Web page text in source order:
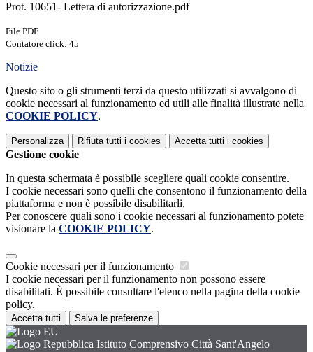
Prot. 10651- Lettera di autorizzazione.pdf
File PDF
Contatore click: 45
Notizie
Questo sito o gli strumenti terzi da questo utilizzati si avvalgono di
cookie necessari al funzionamento ed utili alle finalità illustrate nella
COOKIE POLICY.
Personalizza Rifiuta tutti i cookies Accetta tutti i cookies
Gestione cookie
In questa schermata è possibile scegliere quali cookie consentire.
I cookie necessari sono quelli che consentono il funzionamento della
piattaforma e non è possibile disabilitarli.
Per conoscere quali sono i cookie necessari al funzionamento potete
visionare la COOKIE POLICY.
Cookie necessari per il funzionamento
I cookie necessari per il funzionamento non possono essere
disabilitati. È possibile consultare l'elenco nella pagina della cookie
policy.
Accetta tutti Salva le preferenze
Istituto Comprensivo Città Sant'Angelo